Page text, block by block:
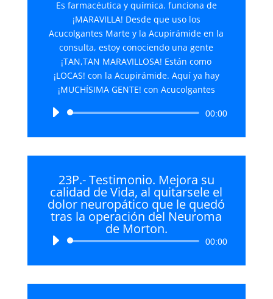
Es farmacéutica y química. funciona de
¡MARAVILLA! Desde que uso los
Acucolgantes Marte y la Acupirámide en la
consulta, estoy conociendo una gente
¡TAN,TAN MARAVILLOSA! Están como
¡LOCAS! con la Acupirámide. Aquí ya hay
¡MUCHÍSIMA GENTE! con Acucolgantes
Reproductor
audio
00:00
23P.- Testimonio. Mejora su
calidad de Vida, al quitarsele el
dolor neuropático que le quedó
tras la operación del Neuroma
de Morton.
Reproductor
audio
00:00